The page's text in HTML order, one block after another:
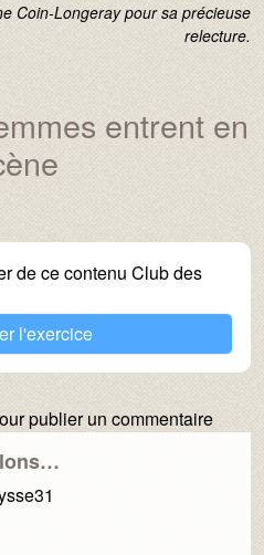
Coin-Longeray pour sa précieuse
relecture.
entrent en
de ce contenu Club des
l'exercice
publier un commentaire